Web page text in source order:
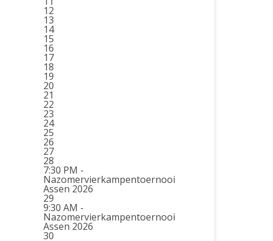
12
13
14
15
16
17
18
19
20
21
22
23
24
25
26
27
28
7:30 PM -
Nazomervierkampentoernooi
Assen 2026
29
9:30 AM -
Nazomervierkampentoernooi
Assen 2026
30